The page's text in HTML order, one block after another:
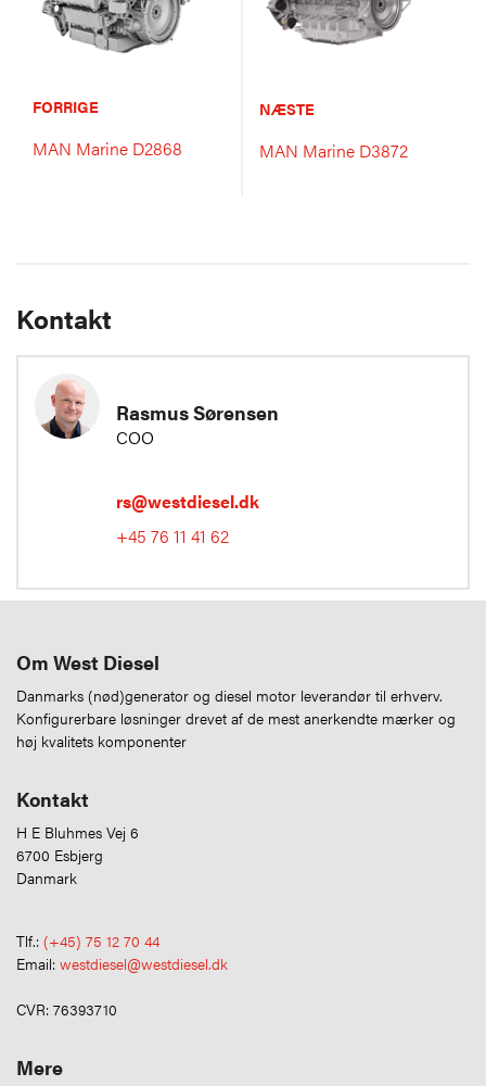
FORRIGE
MAN Marine D2868
NÆSTE
MAN Marine D3872
Kontakt
Rasmus Sørensen
COO
rs@westdiesel.dk
+45 76 11 41 62
Om West Diesel
Danmarks (nød)generator og diesel motor leverandør til erhverv.
Konfigurerbare løsninger drevet af de mest anerkendte mærker og
høj kvalitets komponenter
Kontakt
H E Bluhmes Vej 6
6700 Esbjerg
Danmark
Tlf.: (+45) 75 12 70 44
Email: westdiesel@westdiesel.dk
CVR: 76393710
Mere